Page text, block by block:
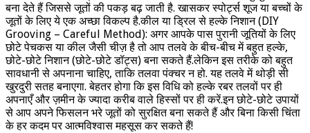
बना देते हैं जिससे जूतों की पकड़ बढ़ जाती है. खासकर स्पोर्ट्स शूज या बच्चों के
जूतों के लिए ये एक अच्छा विकल्प है.कील या ड्रिल से हल्के निशान (DIY
Grooving – Careful Method): अगर आपके पास पुरानी जूतियों के लिए
छोटे पेचकस या कील जैसी चीज़ है तो आप तलवे के बीच-बीच में बहुत हल्के,
छोटे-छोटे निशान (छोटे-छोटे डॉट्स) बना सकते हैं.लेकिन इस तरीके को बहुत
सावधानी से अपनाना चाहिए, ताकि तलवा पंक्चर न हो. यह तलवे में थोड़ी सी
खुरदुरी सतह बनाएगा. बेहतर होगा कि इस विधि को हल्के रबर तलवों पर ही
अपनाएँ और ज़मीन के ज्यादा करीब वाले हिस्सों पर ही करें.इन छोटे-छोटे उपायों
से आप अपने फिसलन भरे जूतों को सुरक्षित बना सकते हैं और बिना किसी चिंता
के हर कदम पर आत्मविश्वास महसूस कर सकते हैं!